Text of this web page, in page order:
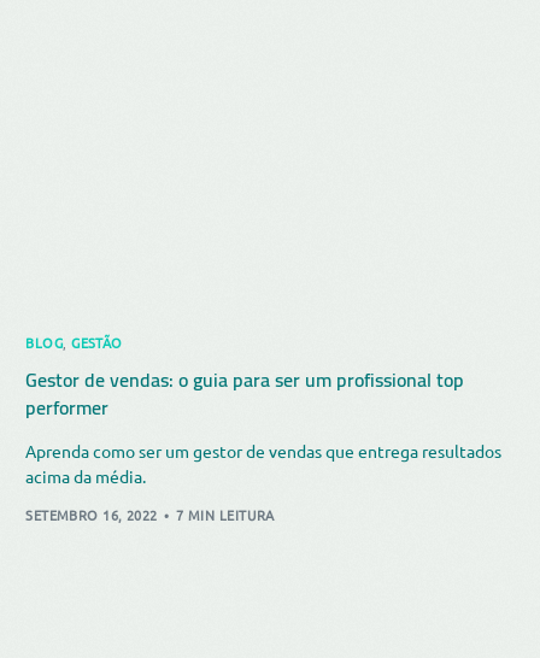
BLOG,GESTÃO
Gestor de vendas: o guia para ser um profissional top
performer
Aprenda como ser um gestor de vendas que entrega resultados
acima da média.
SETEMBRO 16, 2022 7 MIN LEITURA